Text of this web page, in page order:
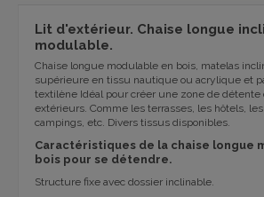
Lit d'extérieur. Chaise longue
modulable.
Chaise longue modulable en bois, matelas
supérieure en tissu nautique ou acrylique et
textilène Idéal pour créer une zone de détente
extérieurs. Comme les terrasses, les hôtels,
campings, etc. Divers tissus disponibles.
Caractéristiques de la chaise longue
bois pour se détendre.
Structure fixe avec dossier inclinable.